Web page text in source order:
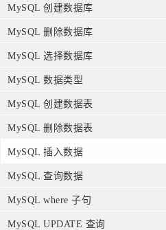
MySQL 创建数据库
MySQL 删除数据库
MySQL 选择数据库
MySQL 数据类型
MySQL 创建数据表
MySQL 删除数据表
MySQL 插入数据
MySQL 查询数据
MySQL where 子句
MySQL UPDATE 查询